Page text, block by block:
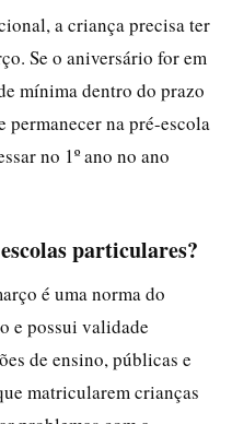
a criança precisa ter
Se o aniversário for em
mínima dentro do prazo
permanecer na pré-escola
no 1º ano no ano
particulares?
é uma norma do
e possui validade
de ensino, públicas e
matricularem crianças